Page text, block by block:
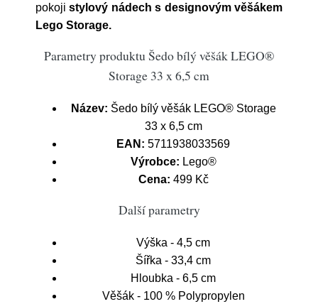
pokojistylový nádech s designovým věšákem
Lego Storage.
Parametry produktu Šedo bílý věšák LEGO®
Storage 33 x 6,5 cm
Název: Šedo bílý věšák LEGO® Storage
33 x 6,5 cm
EAN: 5711938033569
Výrobce: Lego®
Cena: 499 Kč
Další parametry
Výška - 4,5 cm
Šířka - 33,4 cm
Hloubka - 6,5 cm
Věšák - 100 % Polypropylen